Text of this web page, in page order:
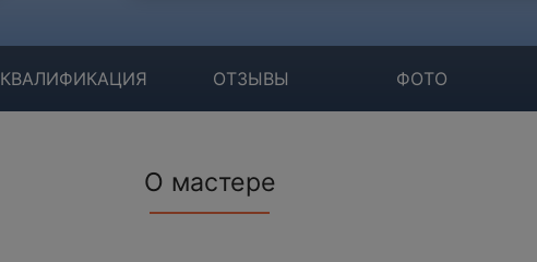
КВАЛИФИКАЦИЯ ОТЗЫВЫ ФОТО
О мастере